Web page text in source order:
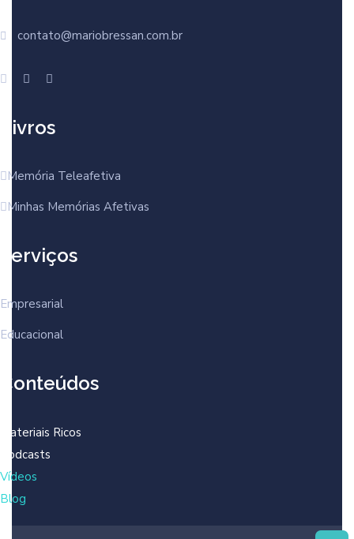
contato@mariobressan.com.br
Livros
Memória Teleafetiva
Minhas Memórias Afetivas
Serviços
Empresarial
Educacional
Conteúdos
Materiais Ricos
Podcasts
Vídeos
Blog